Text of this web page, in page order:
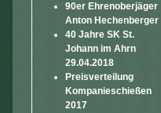
90er Ehrenoberjäger
Anton Hechenberger
40 Jahre SK St.
Johann im Ahrn
29.04.2018
Preisverteilung
Kompanieschießen
2017